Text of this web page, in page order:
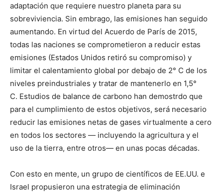
adaptación que requiere nuestro planeta para su
sobreviviencia. Sin embrago, las emisiones han seguido
aumentando. En virtud del Acuerdo de París de 2015,
todas las naciones se comprometieron a reducir estas
emisiones (Estados Unidos retiró su compromiso) y
limitar el calentamiento global por debajo de 2° C de los
niveles preindustriales y tratar de mantenerlo en 1,5°
C. Estudios de balance de carbono han demostrdo que
para el cumplimiento de estos objetivos, será necesario
reducir las emisiones netas de gases virtualmente a cero
en todos los sectores — incluyendo la agricultura y el
uso de la tierra, entre otros— en unas pocas décadas.
Con esto en mente, un grupo de científicos de EE.UU. e
Israel propusieron una estrategia de eliminación